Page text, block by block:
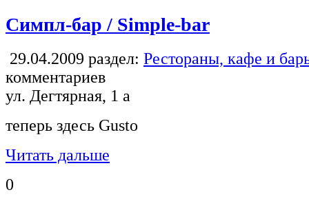
Симпл-бар / Simple-bar
29.04.2009 раздел: Рестораны, кафе и
комментариев
ул. Дегтярная, 1 а
теперь здесь Gusto
Читать дальше
0